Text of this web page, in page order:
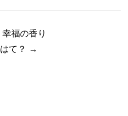
幸福の香り
はて？ →